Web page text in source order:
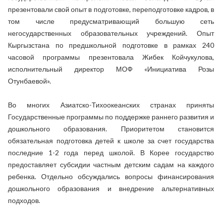
презентовали свой опыт в подготовке, переподготовке кадров, в
том числе предусматривающий большую сеть
негосударственных образовательных учреждений. Опыт
Кыргызстана по предшкольной подготовке в рамках 240
часовой программы презентовала Жибек Койчукулова,
исполнительный директор МОФ «Инициатива Розы
Отунбаевой».
Во многих Азиатско-Тихоокеанских странах приняты
Государственные программы по поддержке раннего развития и
дошкольного образования. Приоритетом становится
обязательная подготовка детей к школе за счет государства
последние 1-2 года перед школой. В Корее государство
предоставляет субсидии частным детским садам на каждого
ребенка. Отдельно обсуждались вопросы финансирования
дошкольного образования и внедрение альтернативных
подходов.